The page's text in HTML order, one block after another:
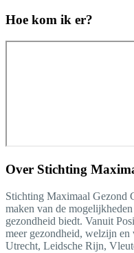
Hoe kom ik er?
Over Stichting
Stichting Maximaal Gezond
maken van de
gezondheid biedt. Vanuit
meer gezondheid, welzijn
Utrecht, Leidsche Rijn,